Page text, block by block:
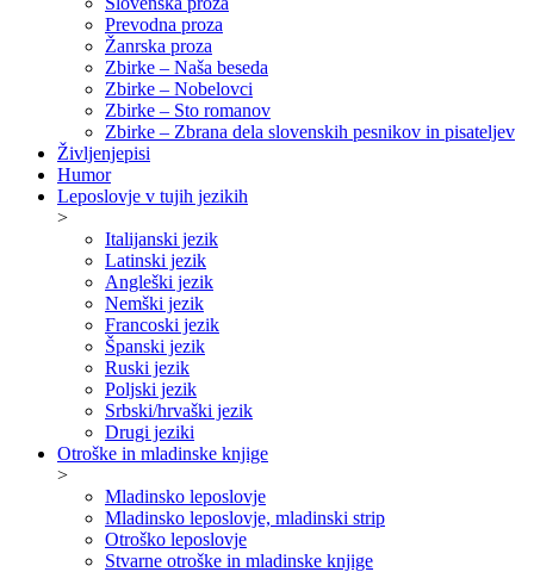
Prevodna proza
Žanrska proza
Zbirke – Naša beseda
Zbirke – Nobelovci
Zbirke – Sto romanov
Zbirke – Zbrana dela slovenskih pesnikov in pisateljev
Življenjepisi
Humor
Leposlovje v tujih jezikih
>
Italijanski jezik
Latinski jezik
Angleški jezik
Nemški jezik
Francoski jezik
Španski jezik
Ruski jezik
Poljski jezik
Srbski/hrvaški jezik
Drugi jeziki
Otroške in mladinske knjige
>
Mladinsko leposlovje
Mladinsko leposlovje, mladinski strip
Otroško leposlovje
Stvarne otroške in mladinske knjige